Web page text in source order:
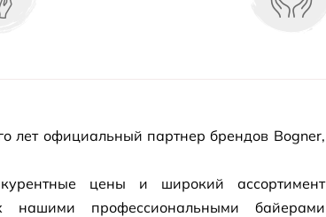
лет официальный партнер брендов Bogner,
цены и широкий ассортимент
нашими профессиональными байерами